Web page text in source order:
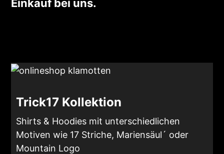
Einkauf bei uns.
Trick17 Kollektion
Shirts & Hoodies mit unterschiedlichen
Motiven wie 17 Striche, Mariensäul´ oder
Mountain Logo